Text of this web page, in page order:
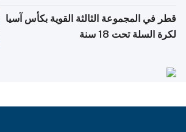
قطر في المجموعة الثالثة القوية بكأس آسيا
لكرة السلة تحت 18 سنة